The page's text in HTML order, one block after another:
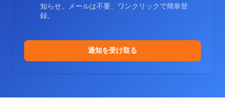
知らせ。メールは不要、ワンクリックで簡単登
録。
通知を受け取る